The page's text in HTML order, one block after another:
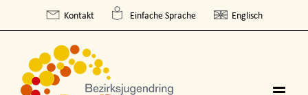
content
Kontakt Einfache Sprache Englisch